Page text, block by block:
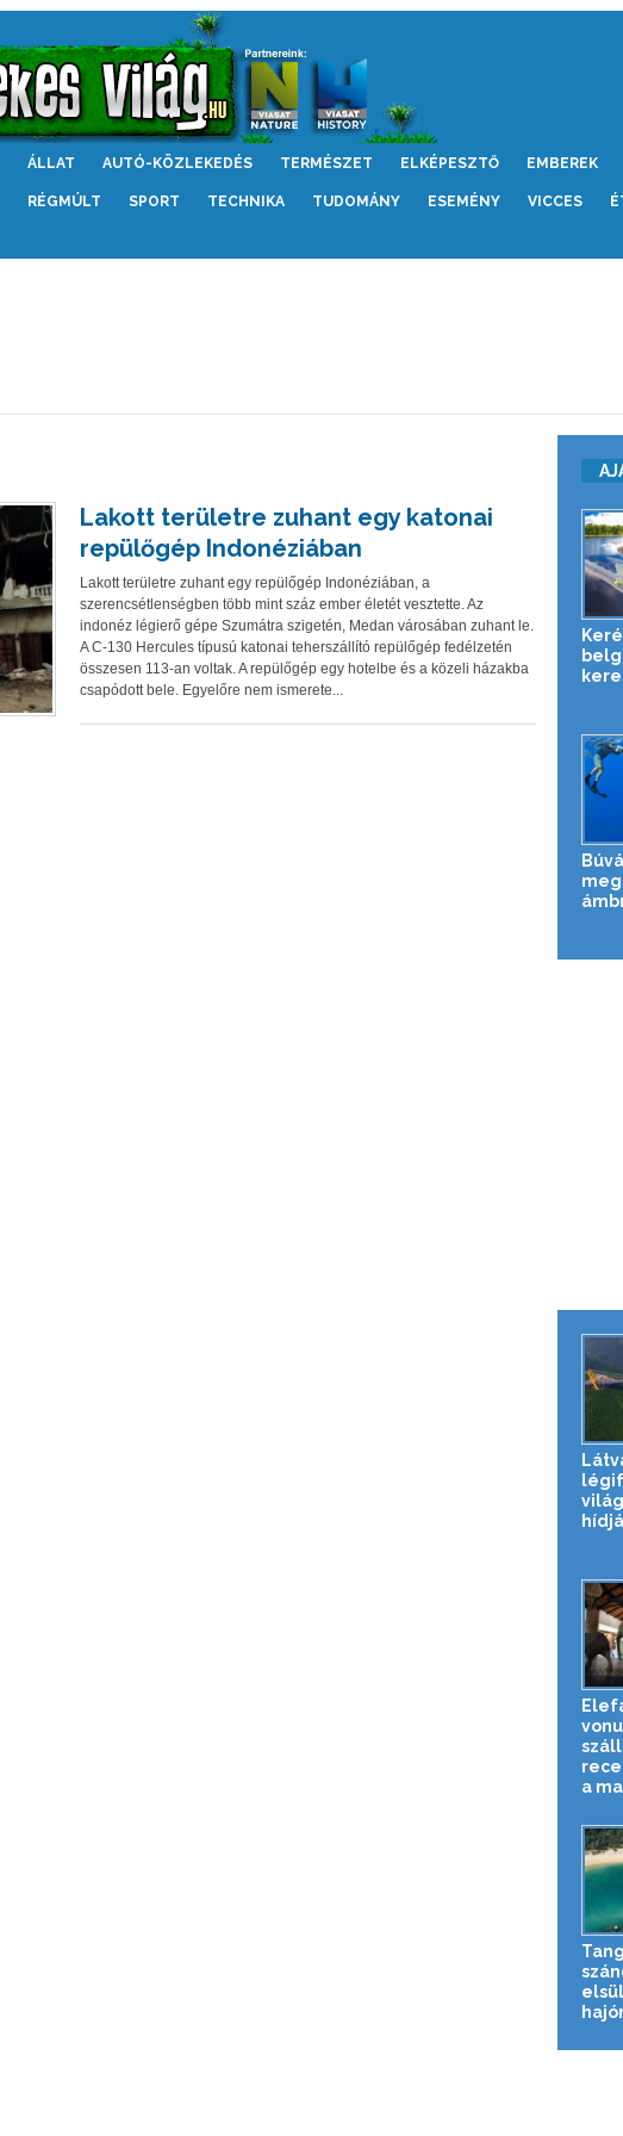
ÁLLAT AUTÓ-KÖZLEKEDÉS TERMÉSZET ELKÉPESZTŐ EMBEREK
RÉGMÚLT SPORT TECHNIKA TUDOMÁNY ESEMÉNY VICCES
Lakott területre zuhant egy katonai
repülőgép Indonéziában
Lakott területre zuhant egy repülőgép Indonéziában, a
szerencsétlenségben több mint száz ember életét vesztette. Az
indonéz légierő gépe Szumátra szigetén, Medan városában zuhant le.
A C-130 Hercules típusú katonai teherszállító repülőgép fedélzetén
összesen 113-an voltak. A repülőgép egy hotelbe és a közeli házakba
csapódott bele. Egyelőre nem ismerete...
a